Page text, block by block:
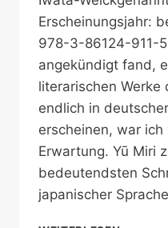
Erscheinungsjahr:
978-3-86124-911-
angekündigt fand,
literarischen Werke
endlich in
erscheinen, war
Erwartung. Yū Miri
bedeutendsten
japanischer